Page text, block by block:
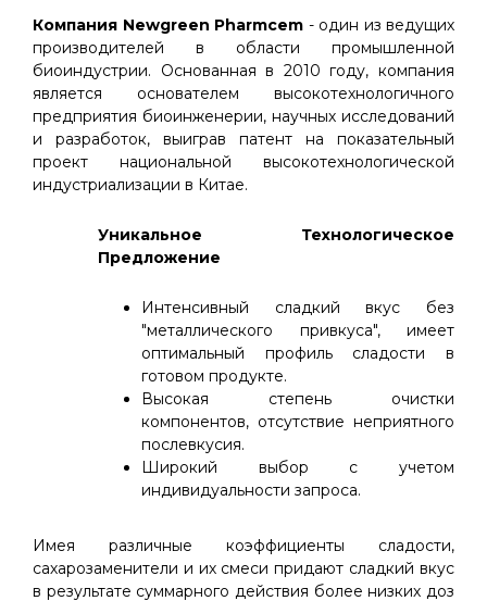
Компания Newgreen Pharmcem - один из ведущих
производителей в области промышленной
биоиндустрии. Основанная в 2010 году, компания
является основателем высокотехнологичного
предприятия биоинженерии, научных исследований
и разработок, выиграв патент на показательный
проект национальной высокотехнологической
индустриализации в Китае.
Уникальное Технологическое
Предложение
Интенсивный сладкий вкус без
"металлического привкуса", имеет
оптимальный профиль сладости в
готовом продукте.
Высокая степень очистки
компонентов, отсутствие неприятного
послевкусия.
Широкий выбор с учетом
индивидуальности запроса.
Имея различные коэффициенты сладости,
сахарозаменители и их смеси придают сладкий вкус
в результате суммарного действия более низких доз